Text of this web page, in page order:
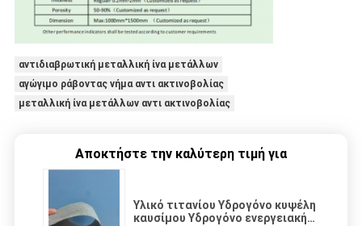
αντιδιαβρωτική μεταλλική ίνα μετάλλων
αγώγιμο ράβοντας νήμα αντι ακτινοβολίας
μεταλλική ίνα μετάλλων αντι ακτινοβολίας
Αποκτήστε την καλύτερη τιμή για
Υλικό τιτανίου Υδρογόνο κυψέλη
καυσίμου Υδρογόνο ενεργειακή